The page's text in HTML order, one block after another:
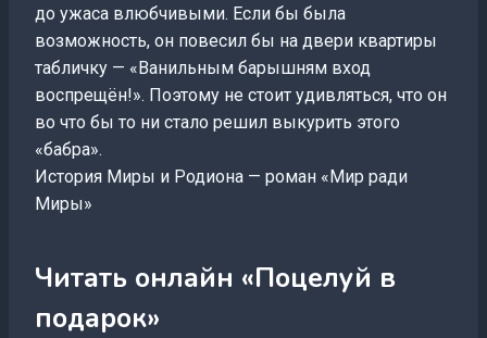
до ужаса влюбчивыми. Если бы была
возможность, он повесил бы на двери квартиры
табличку — «Ванильным барышням вход
воспрещён!». Поэтому не стоит удивляться, что он
во что бы то ни стало решил выкурить этого
«бабра».
История Миры и Родиона — роман «Мир ради
Миры»
Читать онлайн «Поцелуй в
подарок»